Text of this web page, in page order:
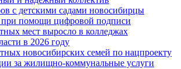
с детскими садами новосибирцы
при помощи цифровой подписи
мест выросло в колледжах
в 2026 году
новосибирских семей по нацпроекту
за жилищно-коммунальные услуги